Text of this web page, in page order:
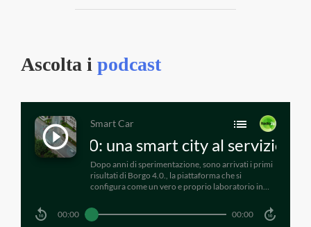
Ascolta i podcast